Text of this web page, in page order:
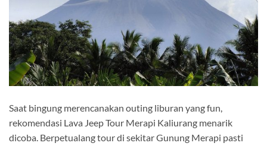
Saat bingung merencanakan outing liburan yang fun,
rekomendasi Lava Jeep Tour Merapi Kaliurang menarik
dicoba. Berpetualang tour di sekitar Gunung Merapi pasti